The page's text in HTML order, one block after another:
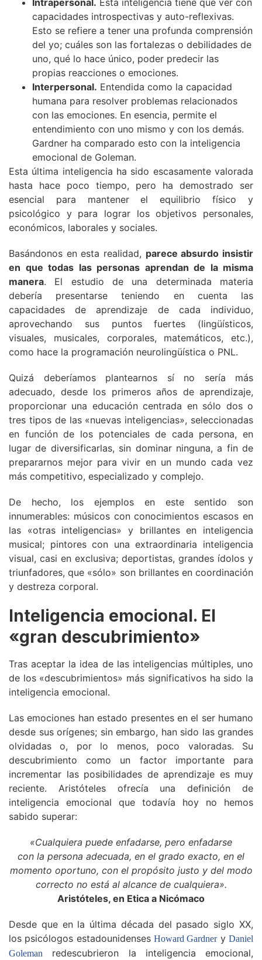
Intrapersonal. Esta inteligencia tiene que ver con
capacidades introspectivas y auto-reflexivas.
Esto se refiere a tener una profunda comprensión
del yo; cuáles son las fortalezas o debilidades de
uno, qué lo hace único, poder predecir las
propias reacciones o emociones.
Interpersonal. Entendida como la capacidad
humana para resolver problemas relacionados
con las emociones. En esencia, permite el
entendimiento con uno mismo y con los demás.
Gardner ha comparado esto con la inteligencia
emocional de Goleman.
Esta última inteligencia ha sido escasamente valorada
hasta hace poco tiempo, pero ha demostrado ser
esencial para mantener el equilibrio físico y
psicológico y para lograr los objetivos personales,
económicos, laborales y sociales.
Basándonos en esta realidad, parece absurdo insistir
en que todas las personas aprendan de la misma
manera. El estudio de una determinada materia
debería presentarse teniendo en cuenta las
capacidades de aprendizaje de cada individuo,
aprovechando sus puntos fuertes (lingüísticos,
visuales, musicales, corporales, matemáticos, etc.),
como hace la programación neurolingüística o PNL.
Quizá deberíamos plantearnos sí no sería más
adecuado, desde los primeros años de aprendizaje,
proporcionar una educación centrada en sólo dos o
tres tipos de las «nuevas inteligencias», seleccionadas
en función de los potenciales de cada persona, en
lugar de diversificarlas, sin dominar ninguna, a fin de
prepararnos mejor para vivir en un mundo cada vez
más competitivo, especializado y complejo.
De hecho, los ejemplos en este sentido son
innumerables: músicos con conocimientos escasos en
las «otras inteligencias» y brillantes en inteligencia
musical; pintores con una extraordinaria inteligencia
visual, casi en exclusiva; deportistas, grandes ídolos y
triunfadores, que «sólo» son brillantes en coordinación
y destreza corporal.
Inteligencia emocional. El
«gran descubrimiento»
Tras aceptar la idea de las inteligencias múltiples, uno
de los «descubrimientos» más significativos ha sido la
inteligencia emocional.
Las emociones han estado presentes en el ser humano
desde sus orígenes; sin embargo, han sido las grandes
olvidadas o, por lo menos, poco valoradas. Su
descubrimiento como un factor importante para
incrementar las posibilidades de aprendizaje es muy
reciente. Aristóteles ofrecía una definición de
inteligencia emocional que todavía hoy no hemos
sabido superar:
«Cualquiera puede enfadarse, pero enfadarse
con la persona adecuada, en el grado exacto, en el
momento oportuno, con el propósito justo y del modo
correcto no está al alcance de cualquiera».
Aristóteles, en Etica a Nicómaco
Desde que en la última década del pasado siglo XX,
los psicólogos estadounidenses Howard GardneryDaniel
Goleman
redescubrieron la inteligencia emocional,